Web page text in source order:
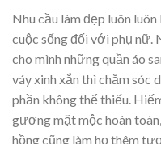
Nhu cầu làm đẹp luôn
cuộc sống đối với phụ nữ.
cho mình những quần áo
váy xinh xắn thì chăm sóc
phần không thể thiếu.
gương mặt mộc hoàn
hồng cũng làm họ thêm